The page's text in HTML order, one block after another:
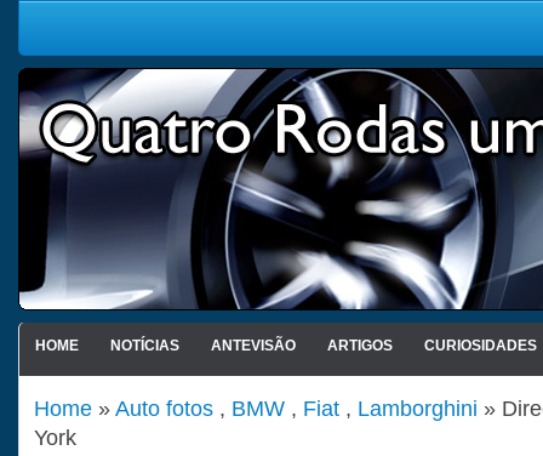
HOME NOTÍCIAS ANTEVISÃO ARTIGOS CURIOSIDADES
Home »Auto fotos , BMW , Fiat , Lamborghini »
York